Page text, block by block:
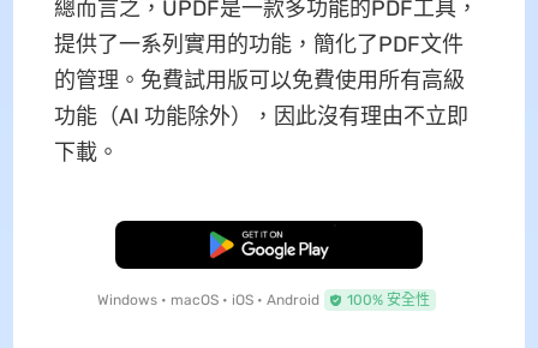
總而言之，UPDF是一款多功能的PDF工具，
提供了一系列實用的功能，簡化了PDF文件
的管理。免費試用版可以免費使用所有高級
功能（AI 功能除外），因此沒有理由不立即
下載。
免費下載
Windows • macOS • iOS • Android 100% 安全性